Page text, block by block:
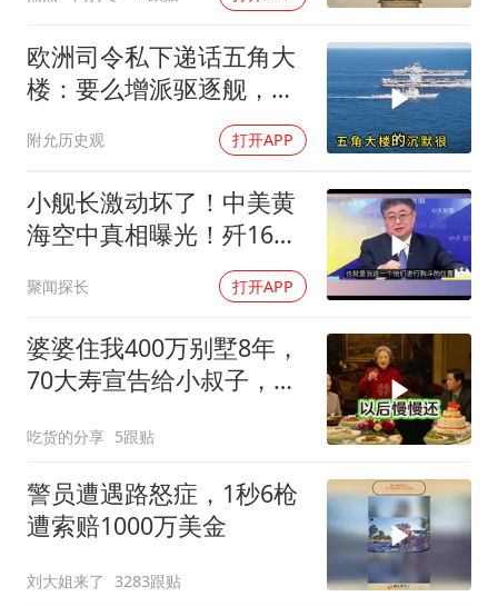
欧洲司令私下递话五角大
楼：要么增派驱逐舰，要
么美国和以色列只能保一
个
附允历史观 打开APP
小舰长激动坏了！中美黄
海空中真相曝光！歼16狗
美军F16！解放军南海绝
对武力！
聚闻探长 打开APP
婆婆住我400万别墅8年，
70大寿宣告给小叔子，
吃货的分享 5跟贴
警员遭遇路怒症，1秒6枪
遭索赔1000万美金
刘大姐来了 3283跟贴